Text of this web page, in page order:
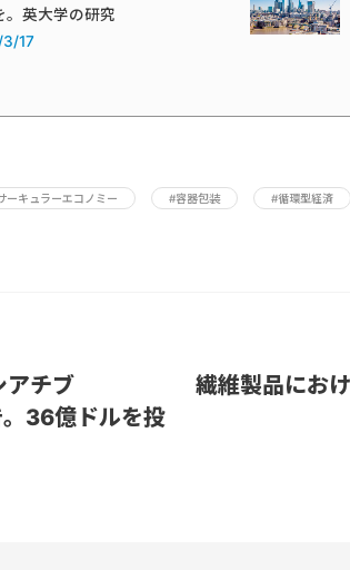
。英大学の研究
17
ーキュラーエコノミー #容器包装 #循環型経済
アチブ
。36億ドルを投
繊維製品にお